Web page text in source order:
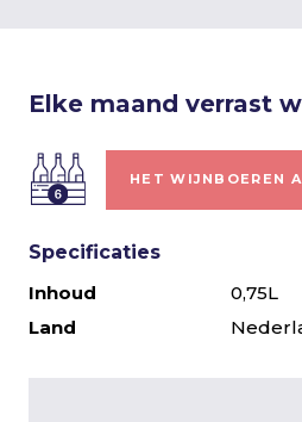
Elke maand verrast
HET WIJNBOEREN
Specificaties
Inhoud
0,75L
Land